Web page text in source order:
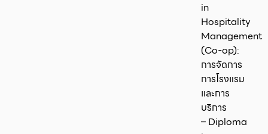
in
Hospitality
Management
(Co-op):
การจัดการ
การโรงแรม
และการ
บริการ
– Diploma